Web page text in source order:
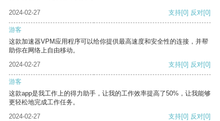
2024-02-27 支持[0] 反对[0]
游客
这款加速器VPM应用程序可以给你提供最高速度和安全性的连接，并帮
助你在网络上自由移动。
2024-02-27
支持[0] 反对[0]
游客
这款app是我工作上的得力助手，让我的工作效率提高了50%，让我能够
更轻松地完成工作任务。
2024-02-27
支持[0] 反对[0]